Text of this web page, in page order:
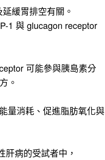
緩胃排空有關。
1 與 glucagon receptor
可能參與胰島素分
。
量消耗、促進脂肪氧化與
病的受試者中，